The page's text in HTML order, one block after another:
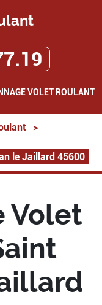
VOLET ROULANT
>
le Jaillard 45600
Volet